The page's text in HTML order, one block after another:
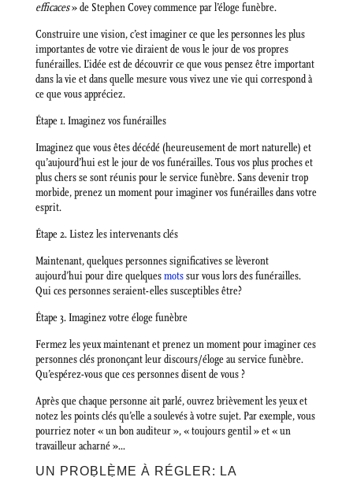
efficaces» de Stephen Covey commence par l’éloge funèbre.
Construire une vision, c’est imaginer ce que les personnes les plus
importantes de votre vie diraient de vous le jour de vos propres
funérailles. L’idée est de découvrir ce que vous pensez être important
dans la vie et dans quelle mesure vous vivez une vie qui correspond à
ce que vous appréciez.
Étape 1. Imaginez vos funérailles
Imaginez que vous êtes décédé (heureusement de mort naturelle) et
qu’aujourd’hui est le jour de vos funérailles. Tous vos plus proches et
plus chers se sont réunis pour le service funèbre. Sans devenir trop
morbide, prenez un moment pour imaginer vos funérailles dans votre
esprit.
Étape 2. Listez les intervenants clés
Maintenant, quelques personnes significatives se lèveront
aujourd’hui pour dire quelquesmotssur vous lors des funérailles.
Qui ces personnes seraient-elles susceptibles être?
Étape 3. Imaginez votre éloge funèbre
Fermez les yeux maintenant et prenez un moment pour imaginer ces
personnes clés prononçant leur discours/éloge au service funèbre.
Qu’espérez-vous que ces personnes disent de vous ?
Après que chaque personne ait parlé, ouvrez brièvement les yeux et
notez les points clés qu’elle a soulevés à votre sujet. Par exemple, vous
pourriez noter « un bon auditeur », « toujours gentil » et « un
travailleur acharné »…
UN PROBLÈME À RÉGLER: LA